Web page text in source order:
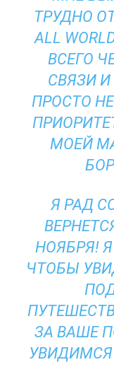
ТРУДНО
ALL
ВСЕГО
СВЯЗИ
ПРОСТО
МОЕЙ
Я РАД
НОЯБРЯ!
ЧТОБЫ
ЗА ВАШЕ
УВИДИМСЯ